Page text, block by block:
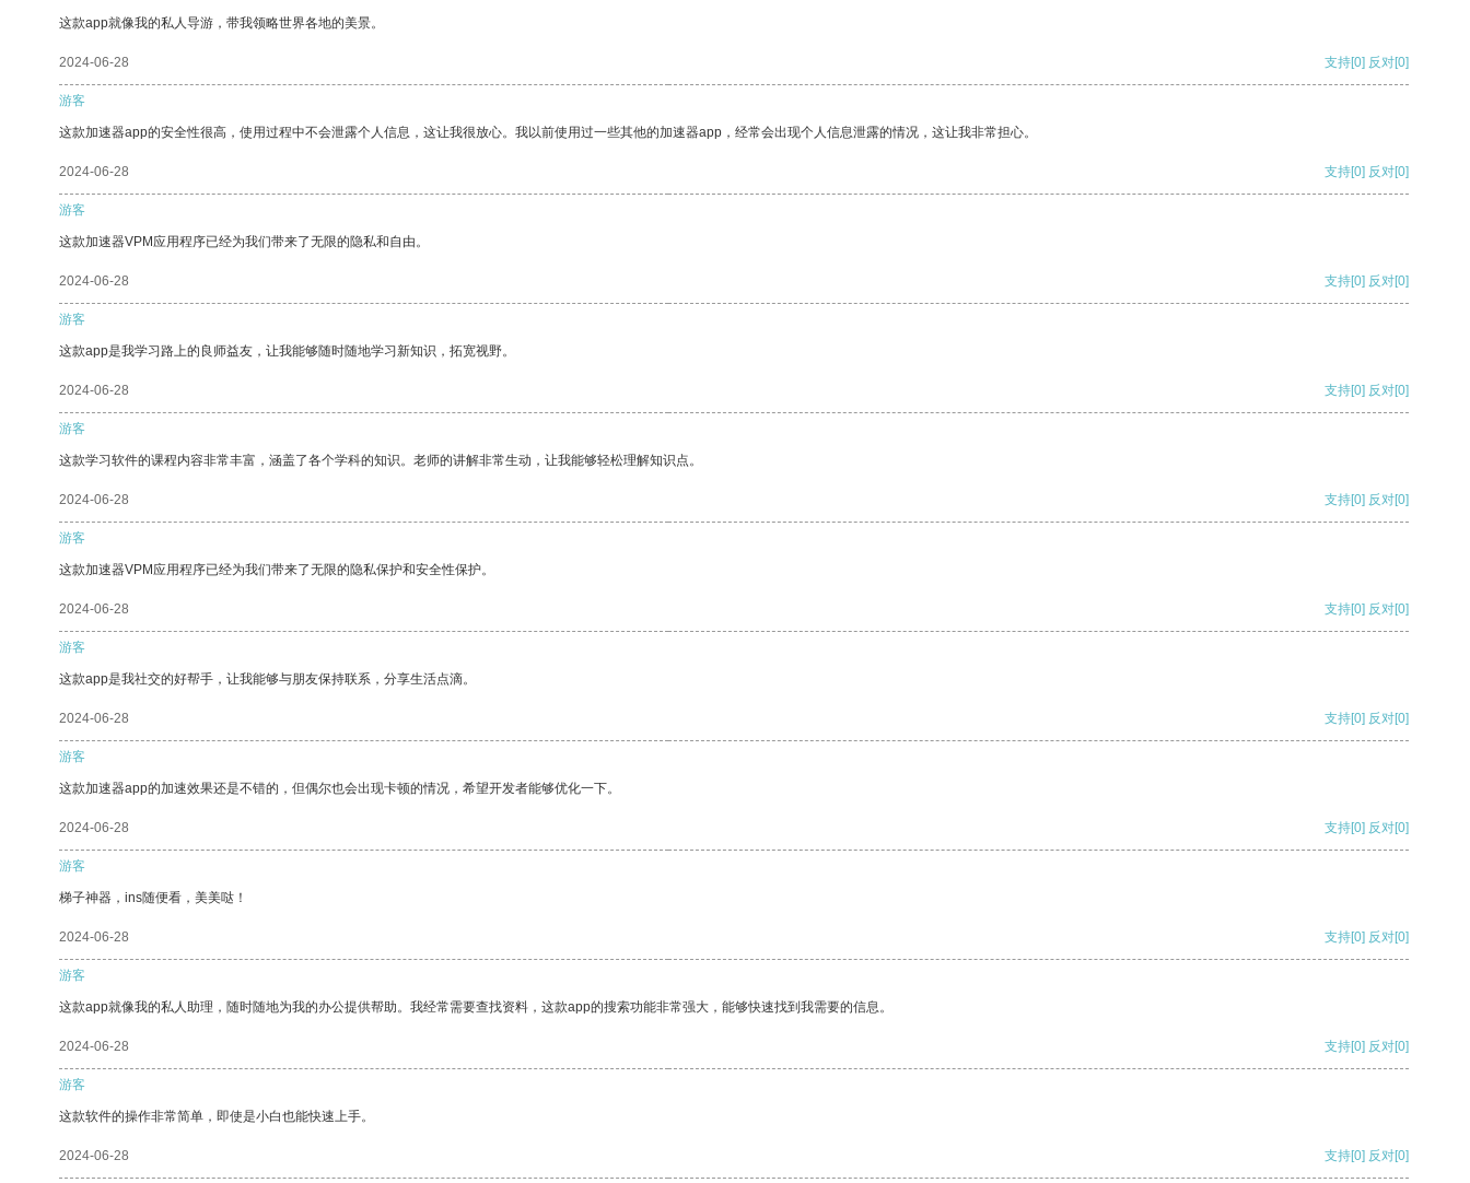
这款app就像我的私人导游，带我领略世界各地的美景。
2024-06-28 支持[0] 反对[0]
游客
这款加速器app的安全性很高，使用过程中不会泄露个人信息，这让我很放心。我以前使用过一些其他的加速器app，经常会出现个人信息泄露的情况，这让我非常担心。
2024-06-28 支持[0] 反对[0]
游客
这款加速器VPM应用程序已经为我们带来了无限的隐私和自由。
2024-06-28 支持[0] 反对[0]
游客
这款app是我学习路上的良师益友，让我能够随时随地学习新知识，拓宽视野。
2024-06-28 支持[0] 反对[0]
游客
这款学习软件的课程内容非常丰富，涵盖了各个学科的知识。老师的讲解非常生动，让我能够轻松理解知识点。
2024-06-28 支持[0] 反对[0]
游客
这款加速器VPM应用程序已经为我们带来了无限的隐私保护和安全性保护。
2024-06-28 支持[0] 反对[0]
游客
这款app是我社交的好帮手，让我能够与朋友保持联系，分享生活点滴。
2024-06-28 支持[0] 反对[0]
游客
这款加速器app的加速效果还是不错的，但偶尔也会出现卡顿的情况，希望开发者能够优化一下。
2024-06-28 支持[0] 反对[0]
游客
梯子神器，ins随便看，美美哒！
2024-06-28 支持[0] 反对[0]
游客
这款app就像我的私人助理，随时随地为我的办公提供帮助。我经常需要查找资料，这款app的搜索功能非常强大，能够快速找到我需要的信息。
2024-06-28 支持[0] 反对[0]
游客
这款软件的操作非常简单，即使是小白也能快速上手。
2024-06-28 支持[0] 反对[0]